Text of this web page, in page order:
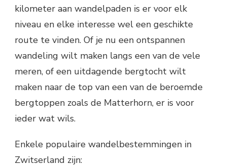
kilometer aan wandelpaden is er voor elk
niveau en elke interesse wel een geschikte
route te vinden. Of je nu een ontspannen
wandeling wilt maken langs een van de vele
meren, of een uitdagende bergtocht wilt
maken naar de top van een van de beroemde
bergtoppen zoals de Matterhorn, er is voor
ieder wat wils.
Enkele populaire wandelbestemmingen in
Zwitserland zijn: